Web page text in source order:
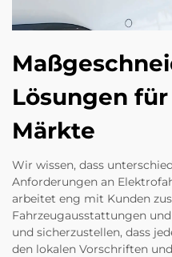
Lösungen
Märkte
Wir wissen, dass
Anforderungen an
arbeitet eng mit Kunden
Fahrzeugausstattungen
und sicherzustellen, dass
den lokalen Vorschriften